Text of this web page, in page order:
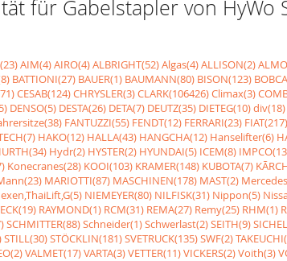
für Gabelstapler von HyWo
AIM(4)AIRO(4)ALBRIGHT(52)Algas(4)ALLISON(2)
BATTIONI(27) BAUER(1) BAUMANN(80) BISON(123)
CESAB(124)CHRYSLER(3)CLARK(106426)Climax(3)
DENSO(5) DESTA(26) DETA(7) DEUTZ(35) DIETEG(10)div(18)
FANTUZZI(55) FENDT(12) FERRARI(23) FIAT(217)
HAKO(12) HALLA(43) HANGCHA(12) Hanselifter(6)
Hydr(2) HYSTER(2) HYUNDAI(5) ICEM(8)
Konecranes(28) KOOI(103) KRAMER(148) KUBOTA(7)
MARIOTTI(87) MASCHINEN(178) MAST(2)
NIEMEYER(80) NILFISK(31) Nippon(5)
RAYMOND(1) RCM(31) REMA(27) Remy(25) RHM(1)
SCHMITTER(88)Schneider(1)Schwerlast(2)SEITH(9)
STILL(30)STÖCKLIN(181)SVETRUCK(135)SWF(2)
VALMET(17)VARTA(3)VETTER(11)VICKERS(2)Voith(3)